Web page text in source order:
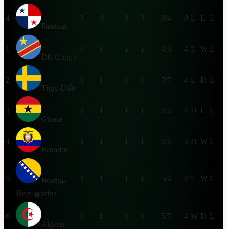
4
Panama
3 0 0 3 0/4 0 L L L
1
DR Congo
3 1 1 1 4/3 4 L W L
2
Thụy Điển
3 1 1 1 7/7 4 L D L
3
Ghana
3 1 1 1 2/2 4 D L L
4
Ecuador
3 1 1 1 2/2 4 D W L
5
Bosnia-
Herzegovina
3 1 1 1 5/6 4 L W L
6
Algeria
3 1 1 1 5/7 4 W D L